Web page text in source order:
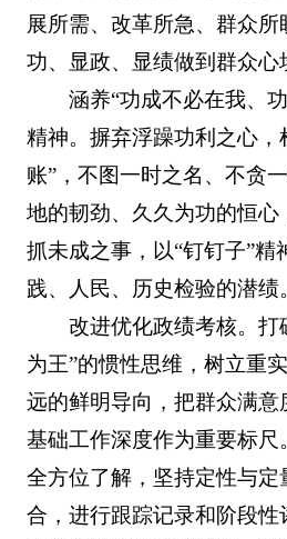
展所需、改革所急、群众
功、显政、显绩做到群众心
涵养“功成不必在我、
精神。摒弃浮躁功利之心，
账”，不图一时之名、不贪
地的韧劲、久久为功的恒
抓未成之事，以“钉钉子”精
践、人民、历史检验的潜绩
改进优化政绩考核。打
为王”的惯性思维，树立重
远的鲜明导向，把群众满意
基础工作深度作为重要标尺‌
全方位了解，坚持定性与定
合，进行跟踪记录和阶段